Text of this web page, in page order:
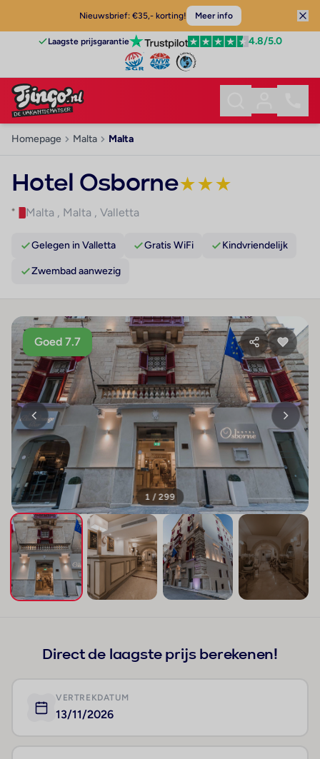
Nieuwsbrief: €35,- korting! Meer info
Laagste prijsgarantie 4.8/5.0
Homepage Malta Malta
Hotel Osborne★★★
Malta , Malta , Valletta
Gelegen in Valletta Gratis WiFi Kindvriendelijk
Zwembad aanwezig
Goed 7.7
1 / 299
Direct de laagste prijs berekenen!
VERTREKDATUM
13/11/2026